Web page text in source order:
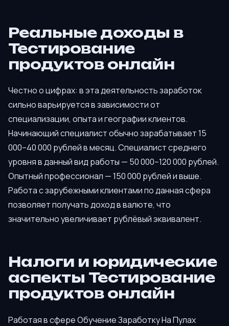
Реальные доходы в
Тестирование
продуктов онлайн
Честно о цифрах: в эта деятельность заработок
сильно варьируется в зависимости от
специализации, опыта и географии клиентов.
Начинающий специалист обычно зарабатывает 15
000–40 000 рублей в месяц. Специалист среднего
уровня в данный вид работы — 50 000–120 000 рублей.
Опытный профессионал — 150 000 рублей и выше.
Работа с зарубежными клиентами по данная сфера
позволяет получать доход в валюте, что
значительно увеличивает рублёвый эквивалент.
Налоги и юридические
аспекты Тестирование
продуктов онлайн
Работая в сфере Обучение Заработку На Пулах